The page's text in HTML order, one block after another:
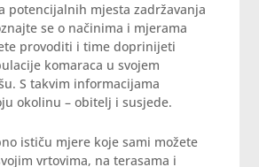
potencijalnih mjesta zadržavanja
se o načinima i mjerama
provoditi i time doprinijeti
komaraca u svojem
S takvim informacijama
okolinu – obitelj i susjede.
ističu mjere koje sami možete
vrtovima, na terasama i